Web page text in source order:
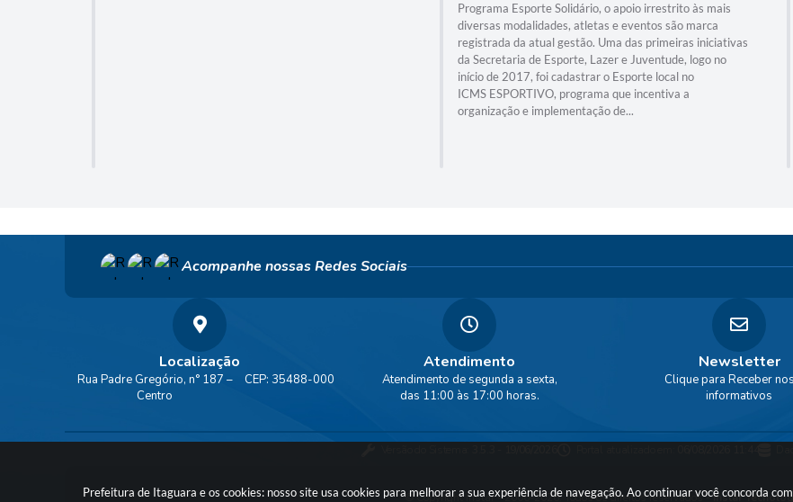
Prefeitura de Itaguara e os cookies: nosso site usa cookies para melhorar a sua experiência de navegação. Ao continuar você concorda
Programa Esporte Solidário, o apoio irrestrito às mais
diversas modalidades, atletas e eventos são marca
registrada da atual gestão. Uma das primeiras iniciativas
da Secretaria de Esporte, Lazer e Juventude, logo no
início de 2017, foi cadastrar o Esporte local no
ICMS ESPORTIVO, programa que incentiva a
organização e implementação de...
Acompanhe nossas Redes Sociais
Localização
Rua Padre Gregório, n° 187 –
Centro
CEP: 35488-000
Atendimento
Atendimento de segunda a sexta,
das 11:00 às 17:00 horas.
Newsletter
Clique para Receber
informativos
© Copyright Instar - 2006-2026. Todos os direitos reservados -Instar